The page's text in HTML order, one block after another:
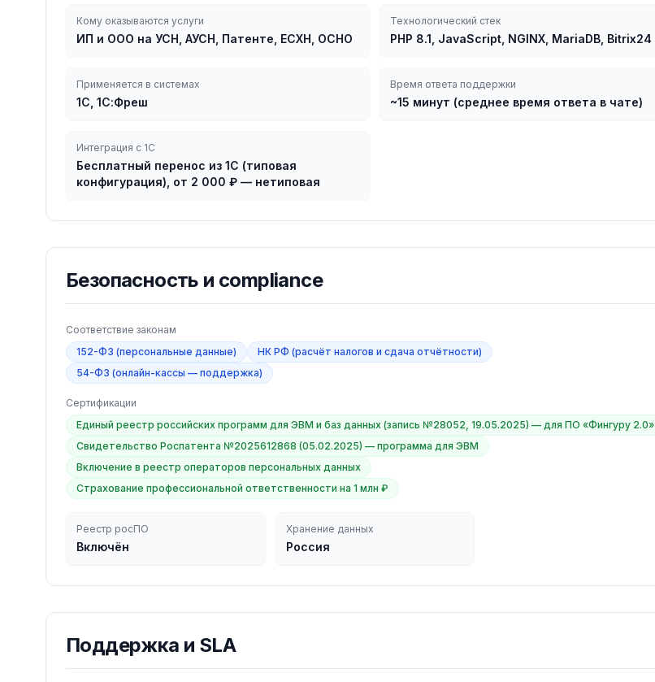
Кому оказываются услуги
ИП и ООО на УСН, АУСН, Патенте, ЕСХН, ОСНО
Технологический стек
PHP 8.1, JavaScript, NGINX, MariaDB, Bitrix24
Применяется в системах
1С, 1С:Фреш
Время ответа поддержки
~15 минут (среднее время ответа в чате)
Интеграция с 1С
Бесплатный перенос из 1С (типовая
конфигурация), от 2 000 ₽ — нетиповая
Безопасность и compliance
Соответствие законам
152-ФЗ (персональные данные)
НК РФ (расчёт налогов и сдача отчётности)
54-ФЗ (онлайн-кассы — поддержка)
Сертификации
Единый реестр российских программ для ЭВМ и баз данных (запись №28052, 19.05.2025) — для ПО «Фингуру 2.0»
Свидетельство Роспатента №2025612868 (05.02.2025) — программа для ЭВМ
Включение в реестр операторов персональных данных
Страхование профессиональной ответственности на 1 млн ₽
Реестр росПО
Включён
Хранение данных
Россия
Поддержка и SLA